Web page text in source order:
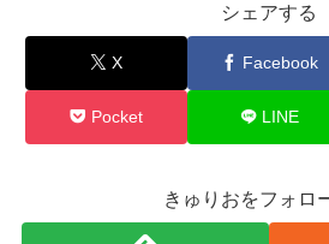
シェアする
X Facebook
Pocket LINE
きゅりおをフォロ